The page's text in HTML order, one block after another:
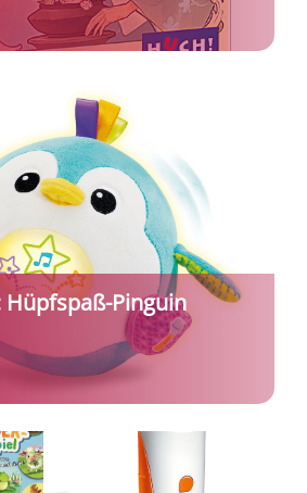
Hüpfspaß-Pinguin